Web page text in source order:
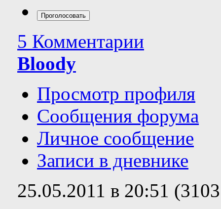
5 Комментарии
Bloody
Просмотр профиля
Сообщения форума
Личное сообщение
Записи в дневнике
25.05.2011 в 20:51